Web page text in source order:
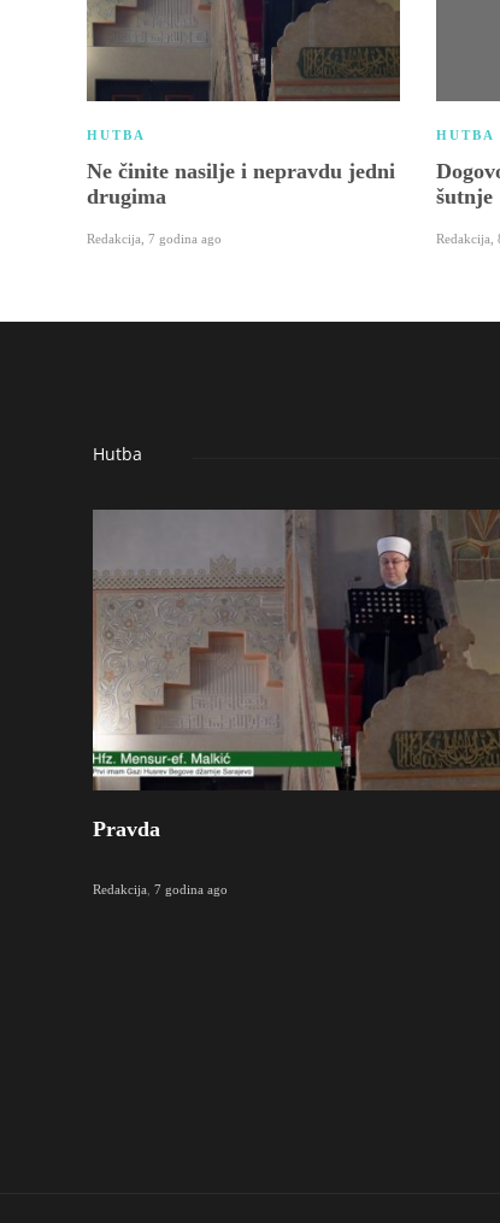
HUTBA
Ne činite nasilje i nepravdu jedni
drugima
Redakcija 7 godina ago
HUTBA
šutnje
Redakcija
Hutba
Pravda
Redakcija, 7 godina ago